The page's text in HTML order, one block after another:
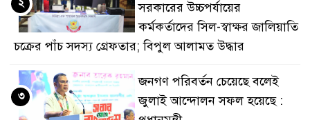
দুইজনকে গ্রেফতার করেছে মিরপুর মডেল থানা পুলিশ
সরকারের উচ্চপর্যায়ের
কর্মকর্তাদের সিল-স্বাক্ষর জালিয়াতি
চক্রের পাঁচ সদস্য গ্রেফতার; বিপুল আলামত উদ্ধার
২
জনগণ পরিবর্তন চেয়েছে বলেই
জুলাই আন্দোলন সফল হয়েছে :
৩